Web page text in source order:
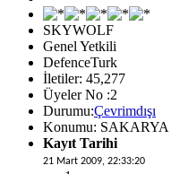
SKYWOLF
Genel Yetkili
DefenceTurk
İletiler: 45,277
Üyeler No :2
Durumu:Çevrimdışı
Konumu: SAKARYA
Kayıt Tarihi
21 Mart 2009, 22:33:20